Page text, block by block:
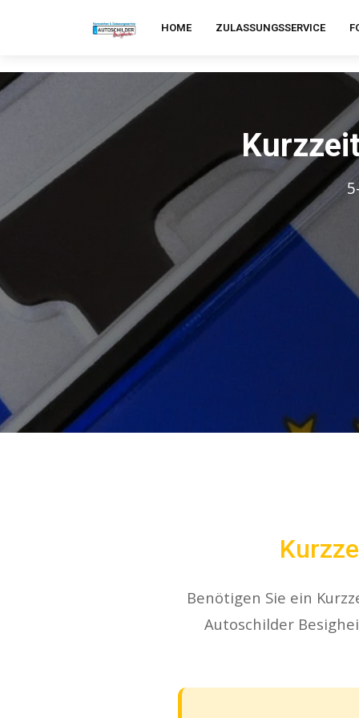
HOME ZULASSUNGSSERVICE
Benötigen Sie ein
Autoschilder